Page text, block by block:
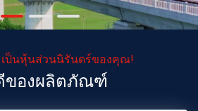
เป็นหุ้นส่วนนิรันดร์ของคุณ!
ของผลิตภัณฑ์